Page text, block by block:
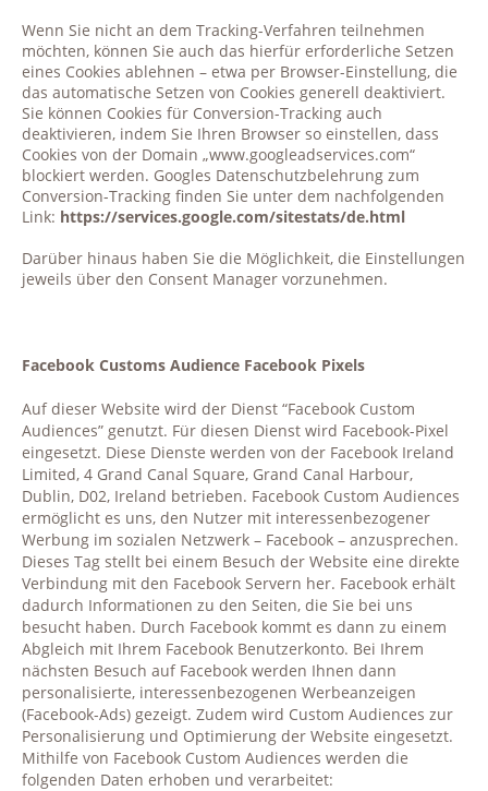
Wenn Sie nicht an dem Tracking-Verfahren teilnehmen
möchten, können Sie auch das hierfür erforderliche Setzen
eines Cookies ablehnen – etwa per Browser-Einstellung, die
das automatische Setzen von Cookies generell deaktiviert.
Sie können Cookies für Conversion-Tracking auch
deaktivieren, indem Sie Ihren Browser so einstellen, dass
Cookies von der Domain „www.googleadservices.com“
blockiert werden. Googles Datenschutzbelehrung zum
Conversion-Tracking finden Sie unter dem nachfolgenden
Link: https://services.google.com/sitestats/de.html
Darüber hinaus haben Sie die Möglichkeit, die Einstellungen
jeweils über den Consent Manager vorzunehmen.
Facebook Customs Audience Facebook Pixels
Auf dieser Website wird der Dienst “Facebook Custom
Audiences” genutzt. Für diesen Dienst wird Facebook-Pixel
eingesetzt. Diese Dienste werden von der Facebook Ireland
Limited, 4 Grand Canal Square, Grand Canal Harbour,
Dublin, D02, Ireland betrieben. Facebook Custom Audiences
ermöglicht es uns, den Nutzer mit interessenbezogener
Werbung im sozialen Netzwerk – Facebook – anzusprechen.
Dieses Tag stellt bei einem Besuch der Website eine direkte
Verbindung mit den Facebook Servern her. Facebook erhält
dadurch Informationen zu den Seiten, die Sie bei uns
besucht haben. Durch Facebook kommt es dann zu einem
Abgleich mit Ihrem Facebook Benutzerkonto. Bei Ihrem
nächsten Besuch auf Facebook werden Ihnen dann
personalisierte, interessenbezogenen Werbeanzeigen
(Facebook-Ads) gezeigt. Zudem wird Custom Audiences zur
Personalisierung und Optimierung der Website eingesetzt.
Mithilfe von Facebook Custom Audiences werden die
folgenden Daten erhoben und verarbeitet: